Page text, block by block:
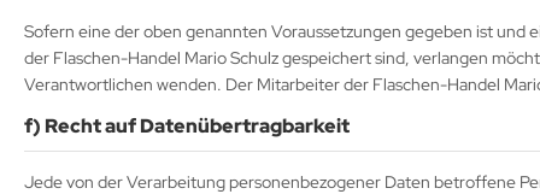
Sofern eine der oben genannten Voraussetzungen gegeben ist
der Flaschen-Handel Mario Schulz gespeichert sind, verlangen
Verantwortlichen wenden. Der Mitarbeiter der Flaschen-Handel
f) Recht auf Datenübertragbarkeit
Jede von der Verarbeitung personenbezogener Daten betroffene